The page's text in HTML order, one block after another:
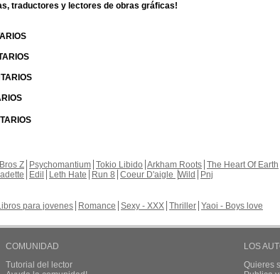
traductores y lectores de obras gráficas!
Z Psychomantium Tokio Libido Arkham Roots The Heart Of Earth
Edil Leth Hate Run 8 Coeur D'aigle Wild
Pnj
para jovenes Romance Sexy - XXX Thriller Yaoi - Boys love
COMUNIDAD
Tutorial del lector
LOS
Quieres